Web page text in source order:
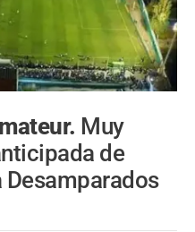
Muy
de
Desamparados